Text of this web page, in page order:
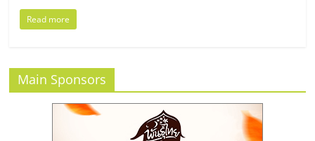
แฟ
รน
ไชส์,
Read more
Main Sponsors